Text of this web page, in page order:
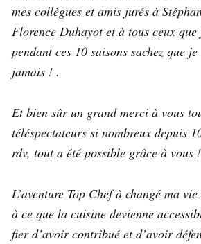
mes collègues et amis jurés à
Florence Duhayot et à tous ceux
pendant ces 10 saisons sachez que
jamais ! .
Et bien sûr un grand merci à vous
téléspectateurs si nombreux depuis
rdv, tout a été possible grâce à vous
L’aventure Top Chef à changé ma
à ce que la cuisine devienne
fier d’avoir contribué et d’avoir